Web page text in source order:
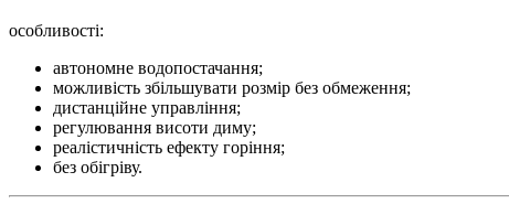
особливості:
автономне водопостачання;
можливість збільшувати розмір без обмеження;
дистанційне управління;
регулювання висоти диму;
реалістичність ефекту горіння;
без обігріву.